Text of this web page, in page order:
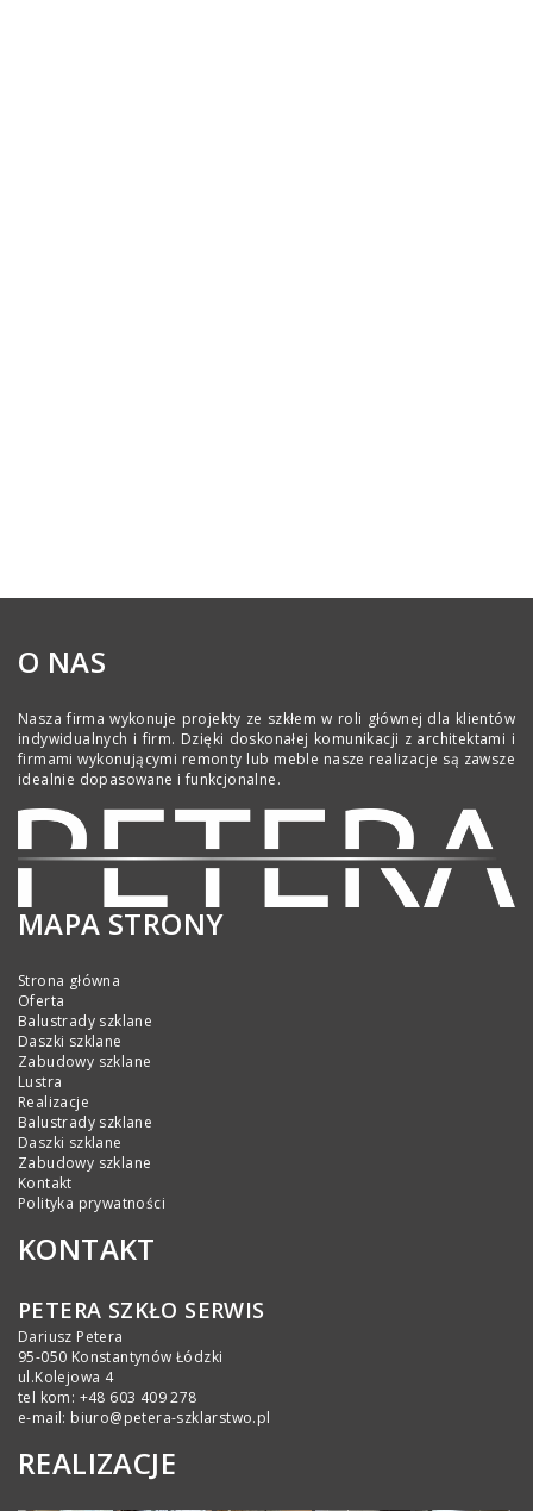
O NAS
Nasza firma wykonuje projekty ze szkłem w roli głównej dla klientów
indywidualnych i firm. Dzięki doskonałej komunikacji z architektami i
firmami wykonującymi remonty lub meble nasze realizacje są zawsze
idealnie dopasowane i funkcjonalne.
MAPA STRONY
Strona główna
Oferta
Balustrady szklane
Daszki szklane
Zabudowy szklane
Lustra
Realizacje
Balustrady szklane
Daszki szklane
Zabudowy szklane
Kontakt
Polityka prywatności
KONTAKT
PETERA SZKŁO SERWIS
Dariusz Petera
95-050 Konstantynów Łódzki
ul.Kolejowa 4
tel kom: +48 603 409 278
e-mail: biuro@petera-szklarstwo.pl
REALIZACJE